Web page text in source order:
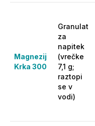
Magnezij
Krka 300
Granulat
za
napitek
(vrečke
7,1 g;
raztopi
se v
vodi)